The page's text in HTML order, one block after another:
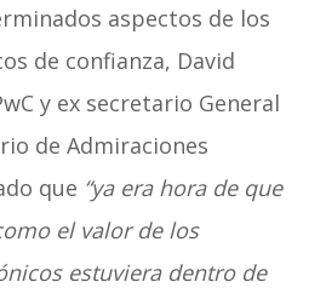
aspectos de los
de confianza, David
y ex secretario General
de Admiraciones
que “ya era hora de que
el valor de los
estuviera dentro de